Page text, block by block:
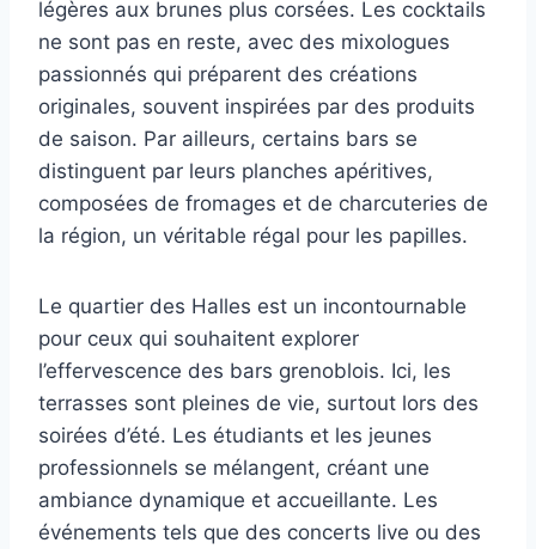
légères aux brunes plus corsées. Les cocktails
ne sont pas en reste, avec des mixologues
passionnés qui préparent des créations
originales, souvent inspirées par des produits
de saison. Par ailleurs, certains bars se
distinguent par leurs planches apéritives,
composées de fromages et de charcuteries de
la région, un véritable régal pour les papilles.
Le quartier des Halles est un incontournable
pour ceux qui souhaitent explorer
l’effervescence des bars grenoblois. Ici, les
terrasses sont pleines de vie, surtout lors des
soirées d’été. Les étudiants et les jeunes
professionnels se mélangent, créant une
ambiance dynamique et accueillante. Les
événements tels que des concerts live ou des